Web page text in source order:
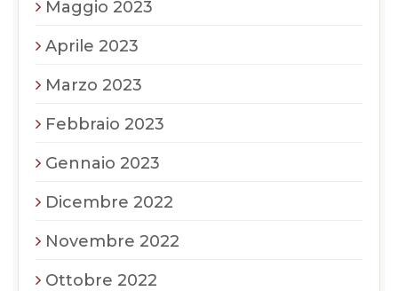
Maggio 2023
Aprile 2023
Marzo 2023
Febbraio 2023
Gennaio 2023
Dicembre 2022
Novembre 2022
Ottobre 2022